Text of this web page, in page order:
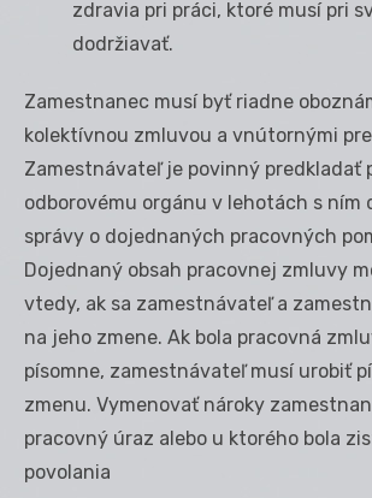
zdravia pri práci, ktoré musí pri
dodržiavať.
Zamestnanec musí byť riadne
kolektívnou zmluvou a vnútornými
Zamestnávateľ je povinný predkladať
odborovému orgánu v lehotách s ním
správy o dojednaných pracovných
Dojednaný obsah pracovnej zmluvy
vtedy, ak sa zamestnávateľ a
na jeho zmene. Ak bola pracovná
písomne, zamestnávateľ musí urobiť
zmenu. Vymenovať nároky
pracovný úraz alebo u ktorého bola
povolania